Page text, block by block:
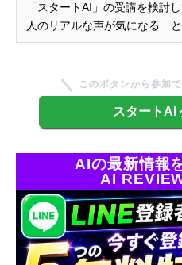
「スタートAI」の受講を検討
人のリアルな声が気になる…
ょうか。 ネット上の口コミだ
た5人の方にインタビューを
経験がバラバラな...
このボタンから参加
スタートAI
AIの最新情報
AI